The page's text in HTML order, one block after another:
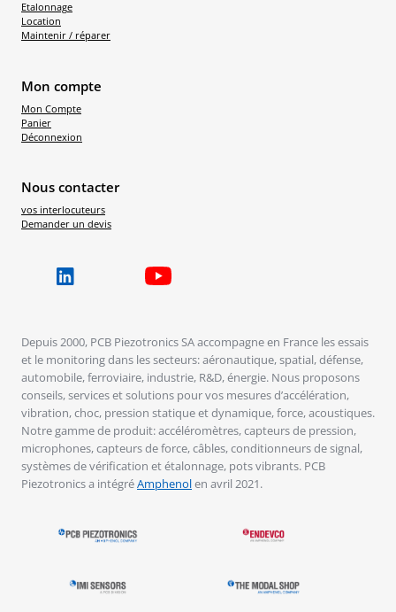
Etalonnage
Location
Maintenir / réparer
Mon compte
Mon Compte
Panier
Déconnexion
Nous contacter
vos interlocuteurs
Demander un devis
Depuis 2000, PCB Piezotronics SA accompagne en France les essais
et le monitoring dans les secteurs: aéronautique, spatial, défense,
automobile, ferroviaire, industrie, R&D, énergie. Nous proposons
conseils, services et solutions pour vos mesures d’accélération,
vibration, choc, pression statique et dynamique, force, acoustiques.
Notre gamme de produit: accéléromètres, capteurs de pression,
microphones, capteurs de force, câbles, conditionneurs de signal,
systèmes de vérification et étalonnage, pots vibrants. PCB
Piezotronics a intégréAmphenolen avril 2021.